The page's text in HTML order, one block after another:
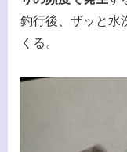
釣行後、ザッと水
くる。